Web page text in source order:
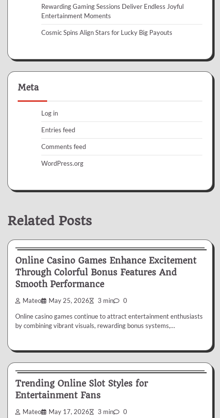
Rewarding Gaming Sessions Deliver Endless Joyful
Entertainment Moments
Cosmic Spins Align Stars for Lucky Big Payouts
Meta
Log in
Entries feed
Comments feed
WordPress.org
Related Posts
Online Casino Games Enhance Excitement
Through Colorful Bonus Features And
Smooth Performance
Mateo May 25, 2026 3 min 0
Online casino games continue to attract entertainment enthusiasts
by combining vibrant visuals, rewarding bonus systems,…
Trending Online Slot Styles for
Entertainment Fans
Mateo May 17, 2026 3 min 0